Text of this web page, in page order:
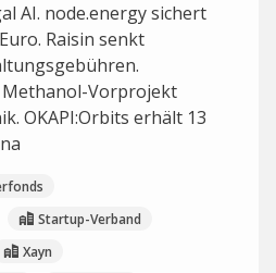
AI. node.energy sichert
Raisin senkt
Vorprojekt
OKAPI:Orbits erhält 13
Startup-Verband
Xayn